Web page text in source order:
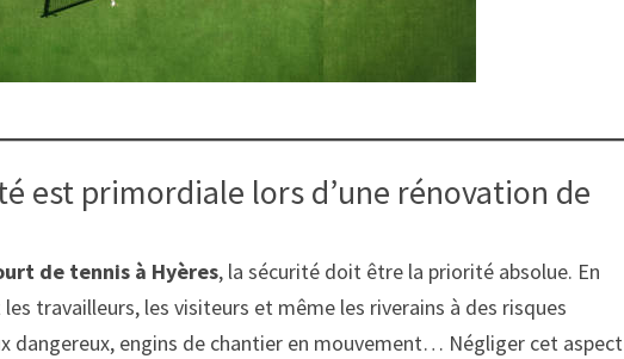
est primordiale lors d’une rénovation de
de tennis à Hyères, la sécurité doit être la priorité absolue. En
travailleurs, les visiteurs et même les riverains à des risques
dangereux, engins de chantier en mouvement… Négliger cet aspect